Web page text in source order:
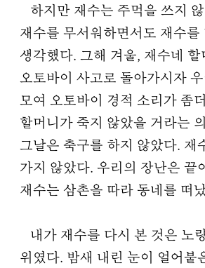
하지만 재수는 주먹을 쓰지
재수를 무서워하면서도 재수를
생각했다. 그해 겨울, 재수네 할
오토바이 사고로 돌아가시자 우
모여 오토바이 경적 소리가 좀
할머니가 죽지 않았을 거라는
그날은 축구를 하지 않았다. 재
가지 않았다. 우리의 장난은 끝
재수는 삼촌을 따라 동네를 떠
내가 재수를 다시 본 것은 노
위였다. 밤새 내린 눈이 얼어붙